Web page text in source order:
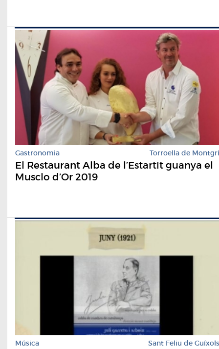
Gastronomia Torroella de Montgrí
El Restaurant Alba de l’Estartit guanya el
Musclo d’Or 2019
Música Sant Feliu de Guíxols